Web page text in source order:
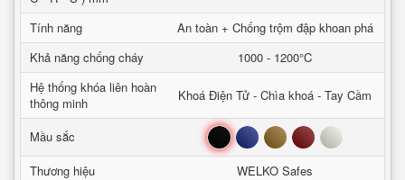
Tính năng
An toàn + Chống trộm đập khoan phá
Khả năng chống cháy
1000 - 1200°C
Hệ thống khóa liên hoàn
thông minh
Khoá Điện Tử - Chìa khoá - Tay Cầm
Mầu sắc Đen Xanh Nâu Đỏ Trắng
Thương hiệu
WELKO Safes